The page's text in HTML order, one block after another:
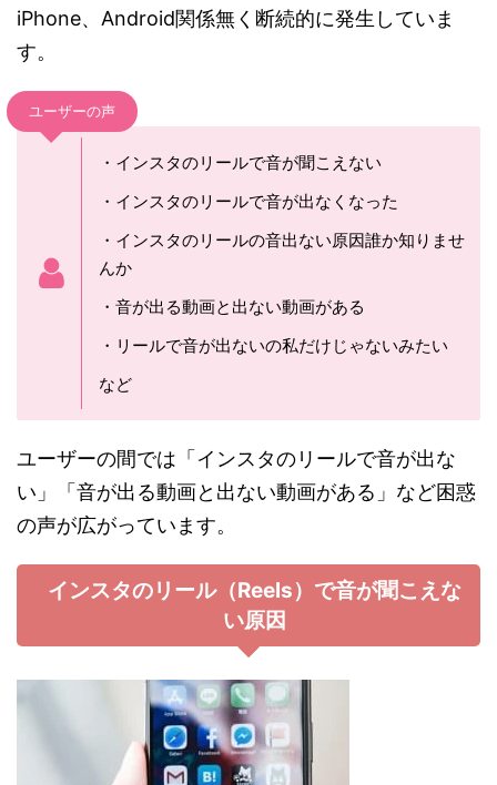
iPhone、Android関係無く断続的に発生していま
す。
ユーザーの声
・インスタのリールで音が聞こえない
・インスタのリールで音が出なくなった
・ インスタのリールの音出ない原因誰か知りませ
んか
・音が出る動画と出ない動画がある
・リールで音が出ないの私だけじゃないみたい
など
ユーザーの間では「インスタのリールで音が出な
い」「音が出る動画と出ない動画がある」など困惑
の声が広がっています。
インスタのリール（Reels）で音が聞こえな
い原因